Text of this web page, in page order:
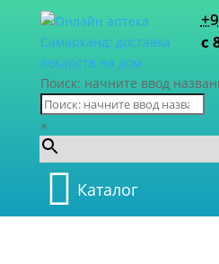
с
Поиск: начните ввод
×
Каталог